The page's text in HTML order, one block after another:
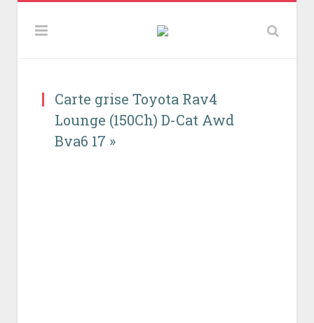
Carte grise Toyota Rav4
Lounge (150Ch) D-Cat Awd
Bva6 17 »